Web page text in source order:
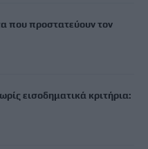
που προστατεύουν τον
εισοδηματικά κριτήρια: